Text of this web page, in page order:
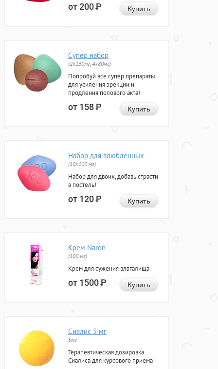
от 200Р Купить
Супер набор
(2х160мг, 4х80мг)
Попробуй все супер препараты
для усиления эрекции и
продления полового акта!
от 158Р Купить
Набор для влюбленных
(10х100 мг)
Набор для двоих, добавь страсти
в постель!
от 120Р Купить
Крем Naron
(100 мг)
Крем для сужения влагалища
от 1500Р Купить
Сиалис 5 мг
5мг
Терапевтическая дозировка
Сиалиса для курсового приема